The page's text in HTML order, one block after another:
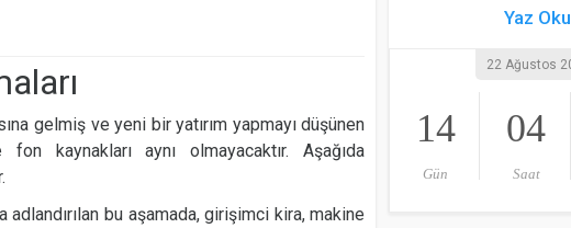
gelmiş ve yeni bir yatırım yapmayı düşünen
kaynakları aynı olmayacaktır. Aşağıda
adlandırılan bu aşamada, girişimci kira, makine
Yaz
22 Ağustos
14
Gün
04
Saat